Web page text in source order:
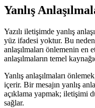
Yanlış
Yazılı iletişimde yanlış
yüz ifadesi yoktur. Bu
anlaşılmaları önlemenin
anlaşılmaların temel
Yanlış anlaşılmaları
içerir. Bir mesajın yanlış
açıklama yapmak; iletişimi
sağlar.